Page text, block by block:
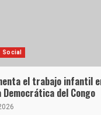
Social
el trabajo infantil
Democrática del Congo